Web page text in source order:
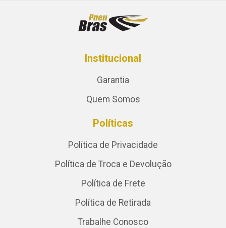
Institucional
Garantia
Quem Somos
Políticas
Política de Privacidade
Política de Troca e Devolução
Política de Frete
Política de Retirada
Trabalhe Conosco